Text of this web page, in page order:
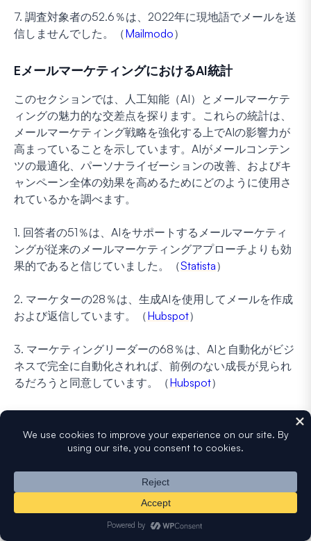
7. 調査対象者の52.6％は、2022年に現地語でメールを送
信しませんでした。（Mailmodo）
EメールマーケティングにおけるAI統計
このセクションでは、人工知能（AI）とメールマーケテ
ィングの魅力的な交差点を探ります。これらの統計は、
メールマーケティング戦略を強化する上でAIの影響力が
高まっていることを示しています。AIがメールコンテン
ツの最適化、パーソナライゼーションの改善、およびキ
ャンペーン全体の効果を高めるためにどのように使用さ
れているかを調べます。
1. 回答者の51％は、AIをサポートするメールマーケティ
ングが従来のメールマーケティングアプローチよりも効
果的であると信じていました。（Statista）
2. マーケターの28％は、生成AIを使用してメールを作成
および返信しています。（Hubspot）
3. マーケティングリーダーの68％は、AIと自動化がビジ
ネスで完全に自動化されれば、前例のない成長が見られ
るだろうと同意しています。（Hubspot）
しており、72％はAIが生産性を向上させると述べていま
Hubspot）
5. 自動化におけるAIの主な用途には、コンテンツの作成
（マーケターの48％）、データの分析とレポート作成
（45％）、学習（45％）、および調査の実施（32％）
Hubspot ）